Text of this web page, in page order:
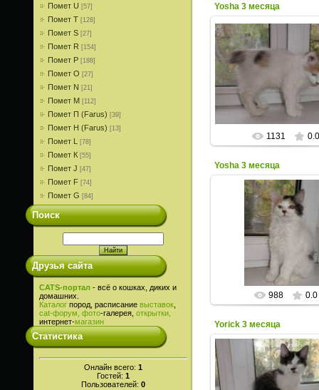
Помет U [57]
Помет T [128]
Помет S [27]
Помет R [154]
Помет P [188]
Помет О [27]
Помет N [21]
Помет M [112]
Помет П (Farus) [39]
Помет Н (Farus) [13]
Помет L [78]
Помет К [55]
Помет J [47]
Помет F [74]
Помет G [84]
Поиск
Друзья сайта
CATS-портал - всё о кошках, диких и
домашних.
Каталог пород, расписание выставок
cat-форум, фото-галерея, открытки,
интернет-магазин
Статистика
Онлайн всего: 1
Гостей: 1
Пользователей: 0
Yosha 3 месяца
03.10.2015
ИрисКо
1131 0.0
Yosha 3 месяца
03.10.2015
988 0.0
Yorick 3 месяца
03.10.2015